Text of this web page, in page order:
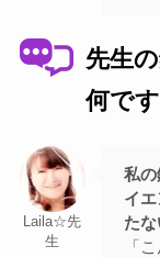
先生
何で
Laila☆先
生
私の
イ
たな
「